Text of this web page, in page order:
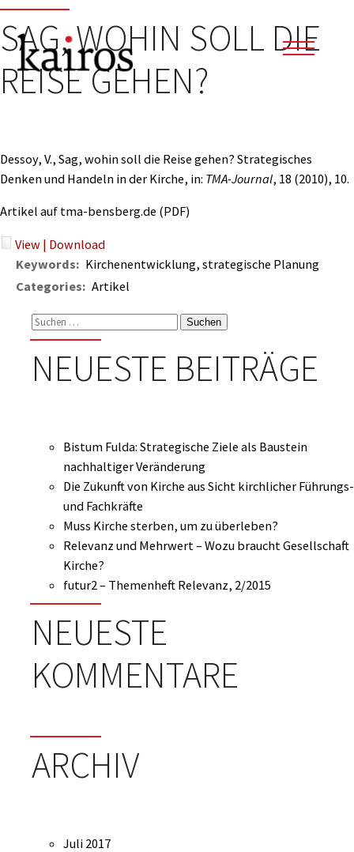
SAG, WOHIN SOLL DIE
REISE GEHEN?
Dessoy, V., Sag, wohin soll die Reise gehen? Strategisches
Denken und Handeln in der Kirche, in: TMA-Journal, 18 (2010), 10.
Artikel auf tma-bensberg.de (PDF)
View | Download
Keywords: Kirchenentwicklung, strategische Planung
Categories: Artikel
Suchen
nach:
NEUESTE BEITRÄGE
Bistum Fulda: Strategische Ziele als Baustein
nachhaltiger Veränderung
Die Zukunft von Kirche aus Sicht kirchlicher Führungs-
und Fachkräfte
Muss Kirche sterben, um zu überleben?
Relevanz und Mehrwert – Wozu braucht Gesellschaft
Kirche?
futur2 – Themenheft Relevanz, 2/2015
NEUESTE
KOMMENTARE
ARCHIV
Juli 2017